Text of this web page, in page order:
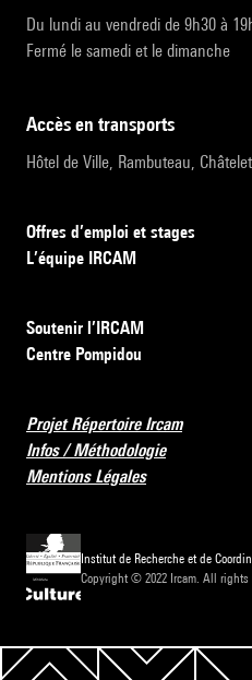
Du lundi au vendredi de 9h30 à
Fermé le samedi et le dimanche
accès en transports
Hôtel de Ville, Rambuteau,
Offres d’emploi et stages
L’équipe IRCAM
Soutenir l’IRCAM
Centre Pompidou
Projet Répertoire Ircam
Infos / Méthodologie
Mentions Légales
Institut de Recherche et de
Copyright © 2022 Ircam. All rights